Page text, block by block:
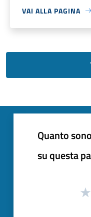
VAI ALLA PAGINA
Quanto
su questa